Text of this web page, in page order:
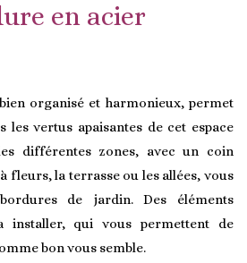
en acier
organisé et harmonieux, permet
les vertus apaisantes de cet espace
différentes zones, avec un coin
fleurs, la terrasse ou les allées, vous
de jardin. Des éléments
installer, qui vous permettent de
bon vous semble.